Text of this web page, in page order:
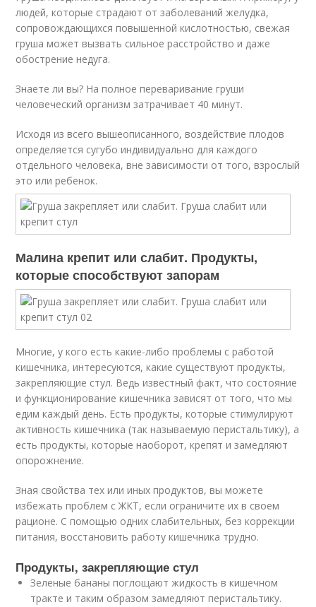
людей, которые страдают от заболеваний желудка,
сопровождающихся повышенной кислотностью, свежая
груша может вызвать сильное расстройство и даже
обострение недуга.
Знаете ли вы? На полное переваривание груши
человеческий организм затрачивает 40 минут.
Исходя из всего вышеописанного, воздействие плодов
определяется сугубо индивидуально для каждого
отдельного человека, вне зависимости от того, взрослый
это или ребенок.
Малина крепит или слабит. Продукты,
которые способствуют запорам
Многие, у кого есть какие-либо проблемы с работой
кишечника, интересуются, какие существуют продукты,
закрепляющие стул. Ведь известный факт, что состояние
и функционирование кишечника зависят от того, что мы
едим каждый день. Есть продукты, которые стимулируют
активность кишечника (так называемую перистальтику), а
есть продукты, которые наоборот, крепят и замедляют
опорожнение.
Зная свойства тех или иных продуктов, вы можете
избежать проблем с ЖКТ, если ограничите их в своем
рационе. С помощью одних слабительных, без коррекции
питания, восстановить работу кишечника трудно.
Продукты, закрепляющие стул
Зеленые бананы поглощают жидкость в кишечном
тракте и таким образом замедляют перистальтику.